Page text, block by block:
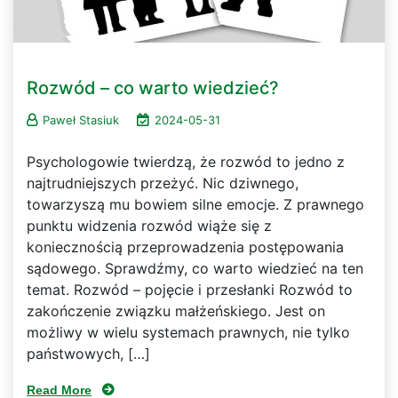
Rozwód – co warto wiedzieć?
Paweł Stasiuk 2024-05-31
Psychologowie twierdzą, że rozwód to jedno z
najtrudniejszych przeżyć. Nic dziwnego,
towarzyszą mu bowiem silne emocje. Z prawnego
punktu widzenia rozwód wiąże się z
koniecznością przeprowadzenia postępowania
sądowego. Sprawdźmy, co warto wiedzieć na ten
temat. Rozwód – pojęcie i przesłanki Rozwód to
zakończenie związku małżeńskiego. Jest on
możliwy w wielu systemach prawnych, nie tylko
państwowych, […]
Read More